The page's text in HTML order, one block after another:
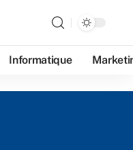
Informatique